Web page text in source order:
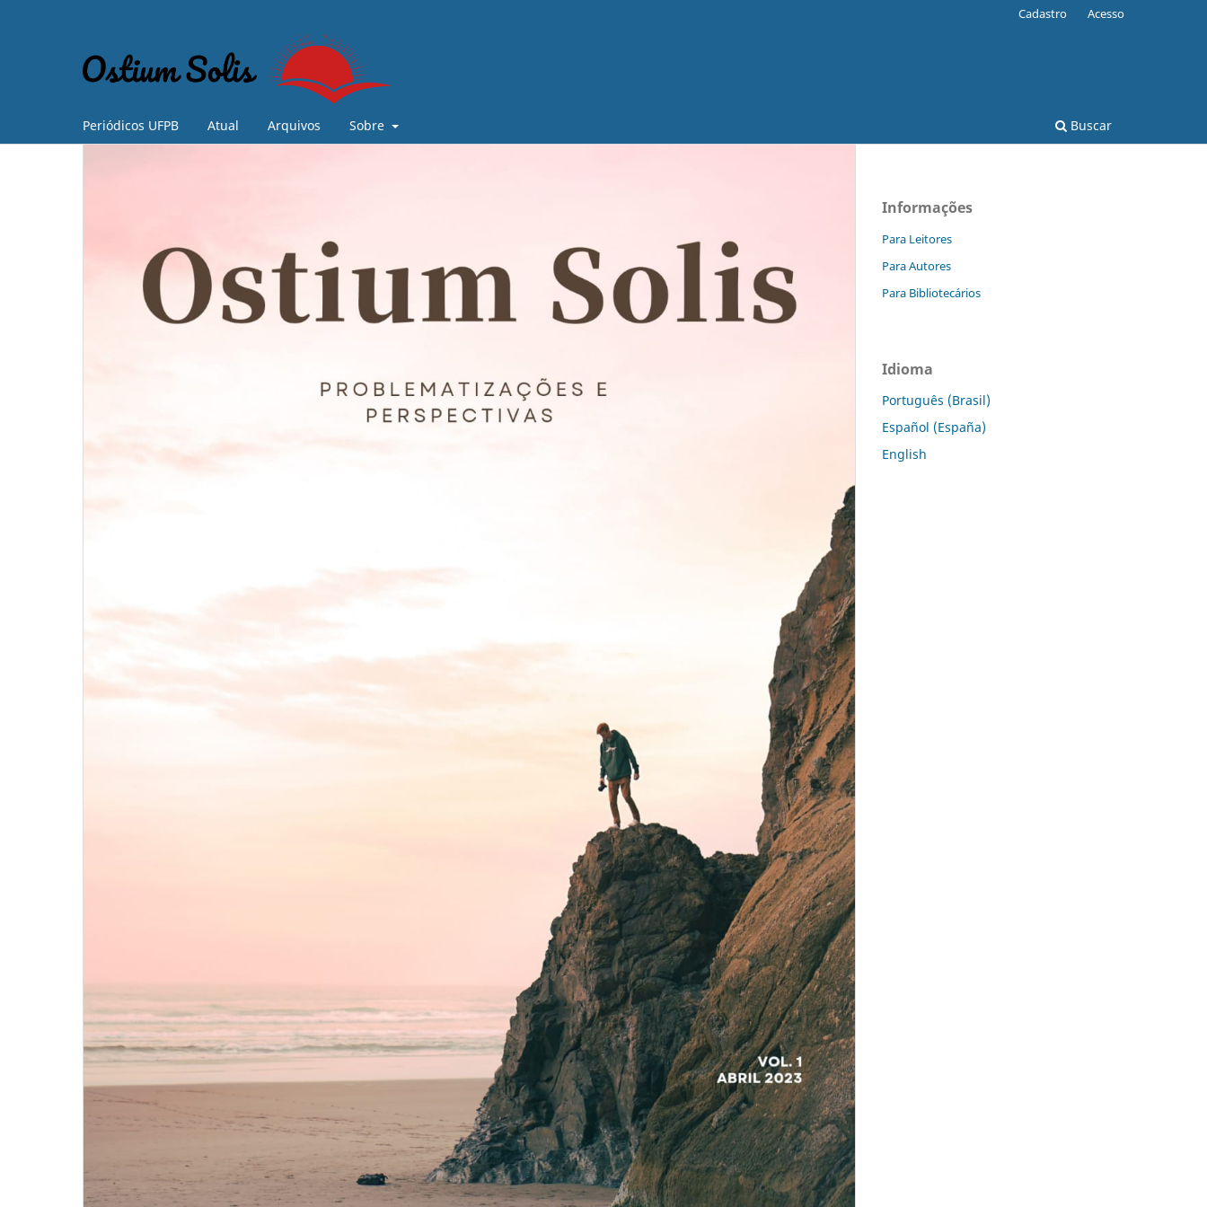
Periódicos UFPB Atual Arquivos Sobre Buscar
Cadastro Acesso
Informações
Para Leitores
Para Autores
Para Bibliotecários
Idioma
Português (Brasil)
Español (España)
English